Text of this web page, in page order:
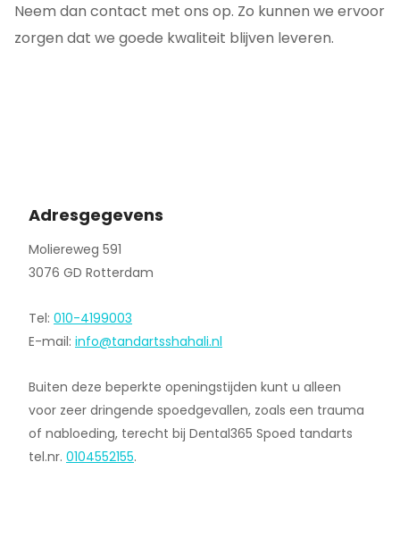
Neem dan contact met ons op. Zo kunnen we ervoor
zorgen dat we goede kwaliteit blijven leveren.
Adresgegevens
Moliereweg 591
3076 GD Rotterdam
Tel: 010-4199003
E-mail: info@tandartsshahali.nl
Buiten deze beperkte openingstijden kunt u alleen
voor zeer dringende spoedgevallen, zoals een trauma
of nabloeding, terecht bij Dental365 Spoed tandarts
tel.nr. 0104552155.